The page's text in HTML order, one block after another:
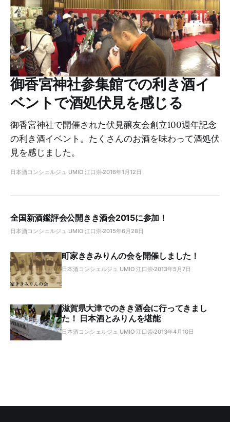
御香宮神社参集館での利き酒イ
ベントで酒処伏見を感じる
御香宮神社で開催された伏見醸友会創立100週年記念
の利き酒イベント。たくさんのお酒を味わって酒処伏
見を感じました。
日本酒コンシェルジュ UMIO 江口崇 2016年1月12日
全国新酒鑑評会公開きき酒会2015に参加！
日本酒コンシェルジュ UMIO 江口崇 2015年6月28日
町家ききみりんの会を開催しました！
日本酒コンシェルジュ UMIO 江口崇 2013年5月7日
滋賀県大津でのきき酒会に行ってきまし
た！ 日本酒とみりんを堪能
日本酒コンシェルジュ UMIO 江口崇 2013年4月10日